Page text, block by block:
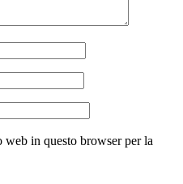
in questo browser per la